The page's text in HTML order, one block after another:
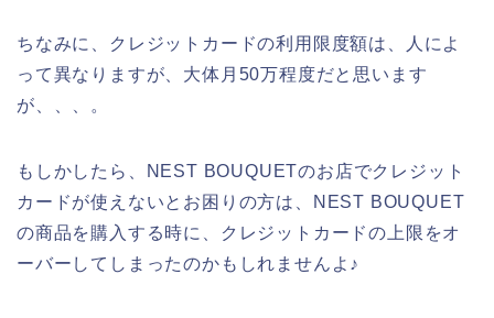
ちなみに、クレジットカードの利用限度額は、人によ
って異なりますが、大体月50万程度だと思います
が、、、。
もしかしたら、NEST BOUQUETのお店でクレジット
カードが使えないとお困りの方は、NEST BOUQUET
の商品を購入する時に、クレジットカードの上限をオ
ーバーしてしまったのかもしれませんよ♪